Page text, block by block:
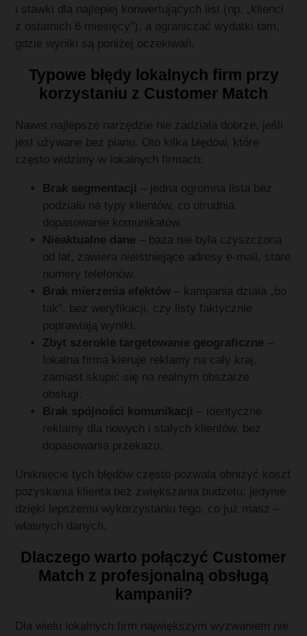
i stawki dla najlepiej konwertujących list (np. „klienci
z ostatnich 6 miesięcy”), a ograniczać wydatki tam,
gdzie wyniki są poniżej oczekiwań.
Typowe błędy lokalnych firm przy
korzystaniu z Customer Match
Nawet najlepsze narzędzie nie zadziała dobrze, jeśli
jest używane bez planu. Oto kilka błędów, które
często widzimy w lokalnych firmach:
Brak segmentacji – jedna ogromna lista bez
podziału na typy klientów, co utrudnia
dopasowanie komunikatów.
Nieaktualne dane – baza nie była czyszczona
od lat, zawiera nieistniejące adresy e‑mail, stare
numery telefonów.
Brak mierzenia efektów – kampania działa „bo
tak”, bez weryfikacji, czy listy faktycznie
poprawiają wyniki.
Zbyt szerokie targetowanie geograficzne –
lokalna firma kieruje reklamy na cały kraj,
zamiast skupić się na realnym obszarze
obsługi.
Brak spójności komunikacji – identyczne
reklamy dla nowych i stałych klientów, bez
dopasowania przekazu.
Uniknięcie tych błędów często pozwala obniżyć koszt
pozyskania klienta bez zwiększania budżetu, jedynie
dzięki lepszemu wykorzystaniu tego, co już masz –
własnych danych.
Dlaczego warto połączyć Customer
Match z profesjonalną obsługą
kampanii?
Dla wielu lokalnych firm największym wyzwaniem nie